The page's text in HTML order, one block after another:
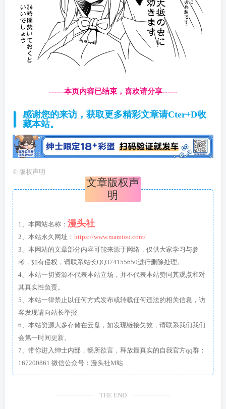
------本页内容已结束，喜欢请分享------
感谢您的来访，获取更多精彩文章请Cter+D收
藏本站。
© 版权声明
文章版权声
明
1、本网站名称： 漫头社
2、本站永久网址： https://www.mamtou.com/
3、本网站的文章部分内容可能来源于网络，仅供大家学习与参
考，如有侵权，请联系站长QQ374155650进行删除处理。
4、本站一切资源不代表本站立场，并不代表本站赞同其观点和对
其真实性负责。
5、本站一律禁止以任何方式发布或转载任何违法的相关信息，访
客发现请向站长举报
6、本站资源大多存储在云盘，如发现链接失效，请联系我们我们
会第一时间更新。
7、带你进入绅士内部，畅所欲言，释放最真实的自我官方qq群：
167200861 微信公众号：漫头社M站
THE END